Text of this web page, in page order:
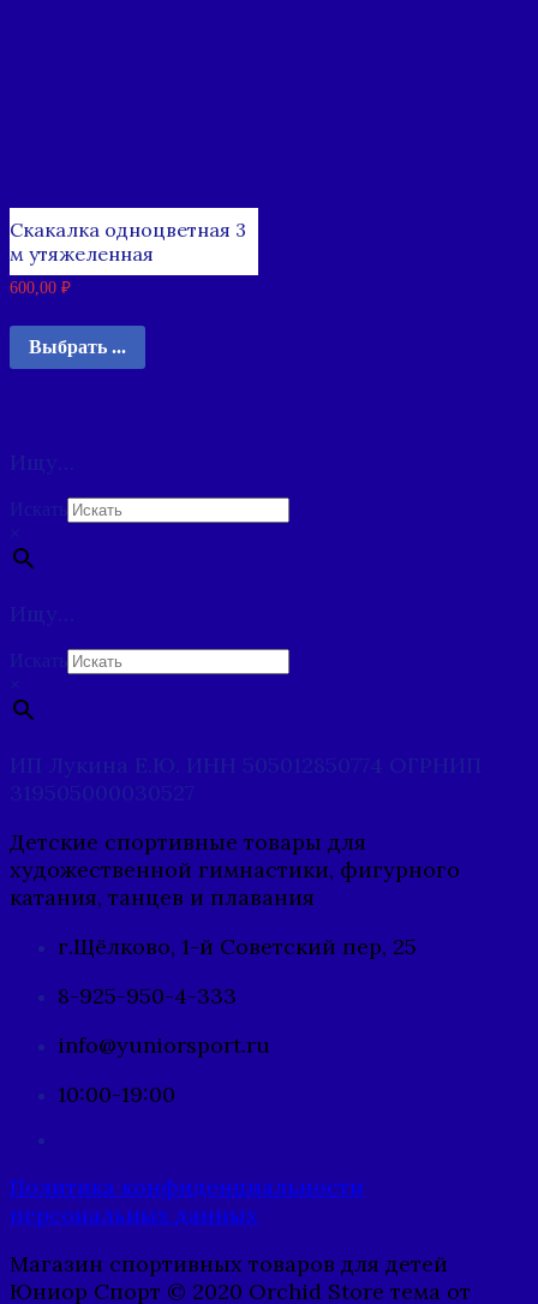
Скакалка одноцветная 3
м утяжеленная
600,00 ₽
Выбрать ...
Ищу…
Искать
×
Ищу…
Искать
×
ИП Лукина Е.Ю. ИНН 505012850774 ОГРНИП
319505000030527
Детские спортивные товары для
художественной гимнастики, фигурного
катания, танцев и плавания
г.Щёлково, 1-й Советский пер, 25
8-925-950-4-333
info@yuniorsport.ru
10:00-19:00
Политика конфиденциальности
персональных данных
Магазин спортивных товаров для детей
Юниор Спорт © 2020 Orchid Store тема от